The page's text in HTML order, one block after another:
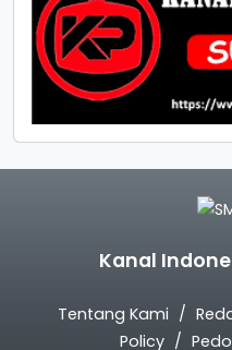
Kanal
Tentang Kami
Policy